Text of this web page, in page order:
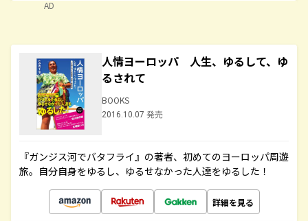
AD
人情ヨーロッパ 人生、ゆるして、ゆ
るされて
BOOKS
2016.10.07 発売
『ガンジス河でバタフライ』の著者、初めてのヨーロッパ周遊
旅。自分自身をゆるし、ゆるせなかった人達をゆるした！
詳細を見る